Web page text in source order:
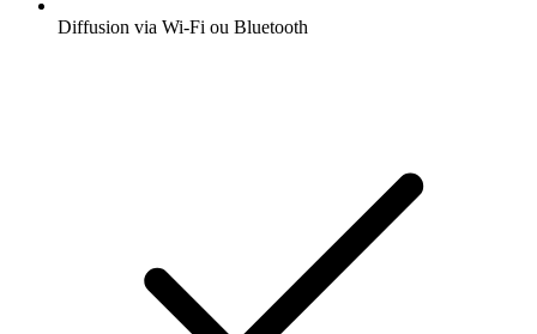
Diffusion via Wi-Fi ou Bluetooth